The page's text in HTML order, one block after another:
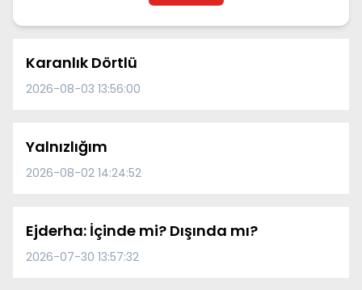
Karanlık Dörtlü
2026-08-03 13:56:00
Yalnızlığım
2026-08-02 14:24:52
Ejderha: İçinde mi? Dışında mı?
2026-07-30 13:57:32